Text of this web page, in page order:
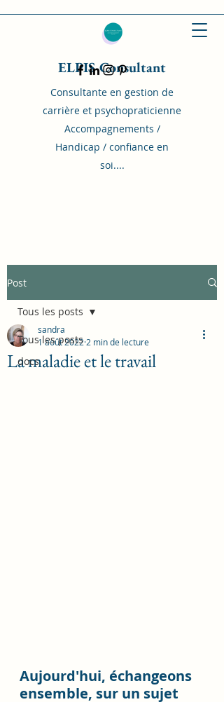
ELPIS Consultant
Consultante en gestion de
carrière et psychopraticienne
Accompagnements /
Handicap / confiance en
soi....
Post
Tous les posts
docs
Tous les posts
La maladie et le travail
sandra
1 août 2022 2 min de lecture
Aujourd'hui, échangeons
ensemble, sur un sujet